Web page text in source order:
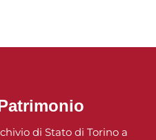
di Stato di Torino a